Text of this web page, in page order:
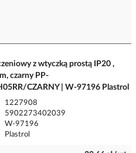
z wtyczką prostą IP20 ,
czarny PP-
CZARNY | W-97196 Plastrol
1227908
5902273402039
W-97196
Plastrol